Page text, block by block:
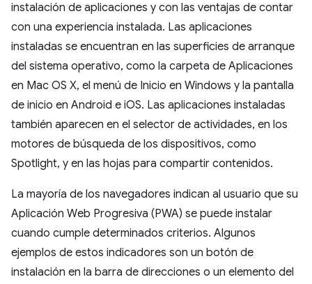
instalación de aplicaciones y con las ventajas de contar
con una experiencia instalada. Las aplicaciones
instaladas se encuentran en las superficies de arranque
del sistema operativo, como la carpeta de Aplicaciones
en Mac OS X, el menú de Inicio en Windows y la pantalla
de inicio en Android e iOS. Las aplicaciones instaladas
también aparecen en el selector de actividades, en los
motores de búsqueda de los dispositivos, como
Spotlight, y en las hojas para compartir contenidos.
La mayoría de los navegadores indican al usuario que su
Aplicación Web Progresiva (PWA) se puede instalar
cuando cumple determinados criterios. Algunos
ejemplos de estos indicadores son un botón de
instalación en la barra de direcciones o un elemento del